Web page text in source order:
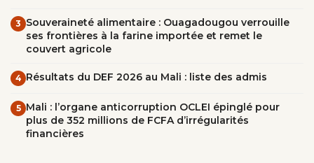
3 Souveraineté alimentaire : Ouagadougou verrouille
ses frontières à la farine importée et remet le
couvert agricole
4 Résultats du DEF 2026 au Mali : liste des admis
5 Mali : l’organe anticorruption OCLEI épinglé pour
plus de 352 millions de FCFA d’irrégularités
financières